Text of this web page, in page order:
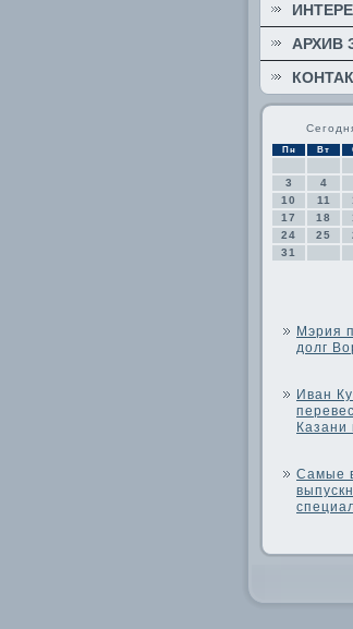
АРХИВ
Пн Вт
3
4
10
11
17
18
24
25
31
Мэрия
долг
Иван
Казани
Самые